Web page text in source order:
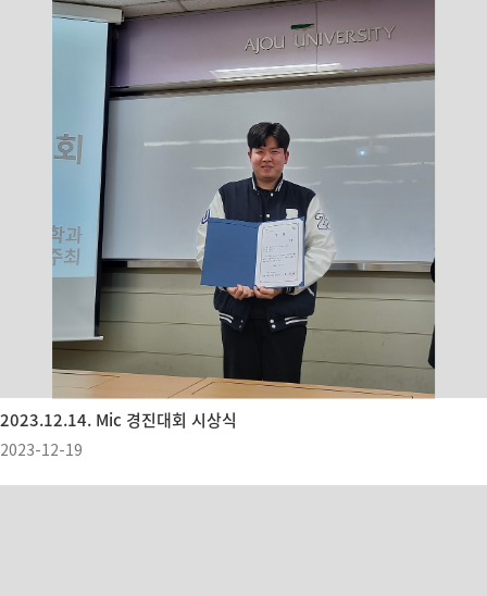
2023.12.14. Mic 경진대회 시상식
2023-12-19